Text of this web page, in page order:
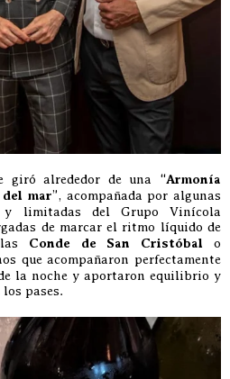
giró alrededor de una “Armonía
mar”, acompañada por algunas
y limitadas del Grupo Vinícola
de marcar el ritmo líquido de
Conde de San Cristóbal o
que acompañaron perfectamente
la noche y aportaron equilibrio y
pases.